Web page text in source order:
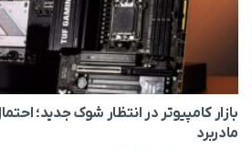
بازار کامپیوتر در انتظار شوک جدید؛
مادربرد